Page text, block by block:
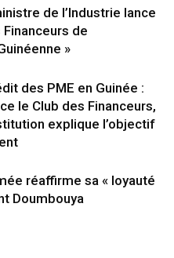
de l’Industrie lance
Financeurs de
»
des PME en Guinée :
le Club des Financeurs,
explique l’objectif
réaffirme sa « loyauté
Doumbouya